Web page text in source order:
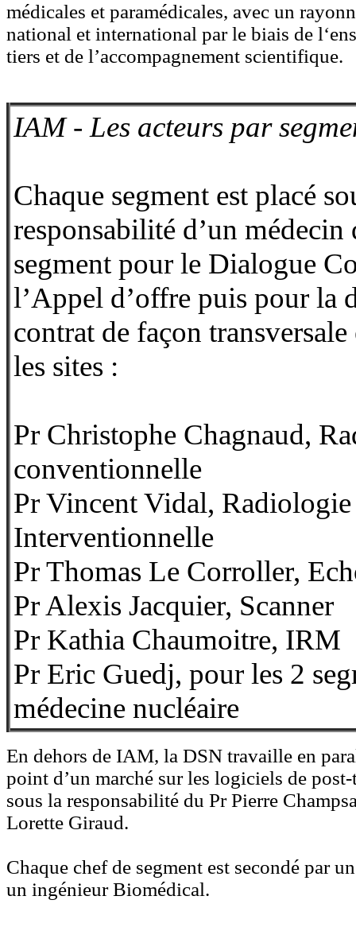
médicales et paramédicales, avec un
national et international par le biais de
tiers et de l’accompagnement scientifique.
IAM - Les acteurs par
Chaque segment est placé
responsabilité d’un médecin
segment pour le Dialogue
l’Appel d’offre puis pour la
contrat de façon transversale
les sites :
Pr Christophe Chagnaud,
conventionnelle
Pr Vincent Vidal, Radiologie
Interventionnelle
Pr Thomas Le Corroller,
Pr Alexis Jacquier, Scanner
Pr Kathia Chaumoitre, IRM
Pr Eric Guedj, pour les 2
médecine nucléaire
En dehors de IAM, la DSN travaille en
point d’un marché sur les logiciels de
sous la responsabilité du Pr Pierre
Lorette Giraud.
Chaque chef de segment est secondé par
un ingénieur Biomédical.